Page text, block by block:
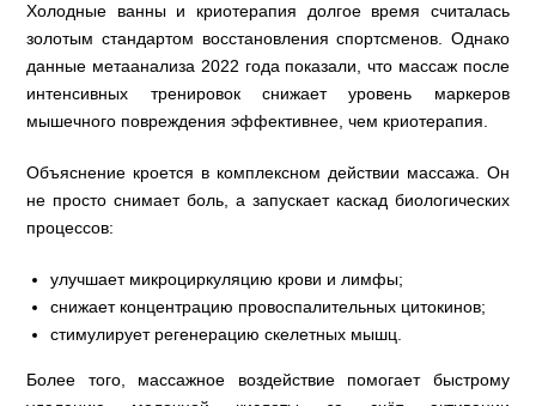
Холодные ванны и криотерапия долгое время считалась
золотым стандартом восстановления спортсменов. Однако
данные метаанализа 2022 года показали, что массаж после
интенсивных тренировок снижает уровень маркеров
мышечного повреждения эффективнее, чем криотерапия.
Объяснение кроется в комплексном действии массажа. Он
не просто снимает боль, а запускает каскад биологических
процессов:
улучшает микроциркуляцию крови и лимфы;
снижает концентрацию провоспалительных цитокинов;
стимулирует регенерацию скелетных мышц.
Более того, массажное воздействие помогает быстрому